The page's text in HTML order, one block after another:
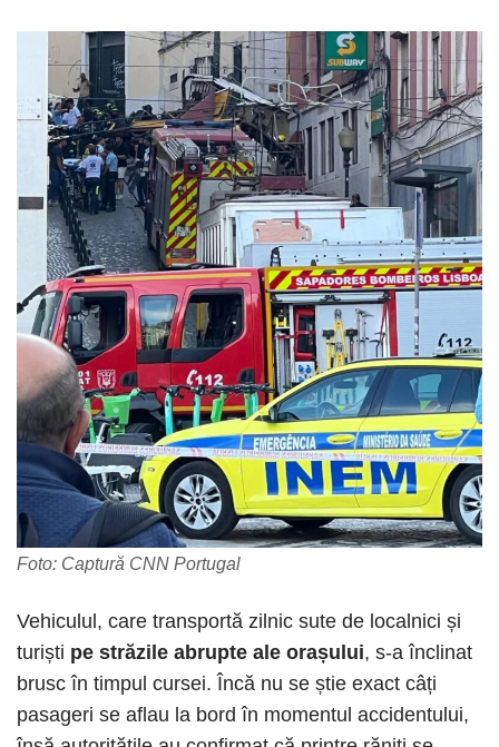
Foto: Captură CNN Portugal
Vehiculul, care transportă zilnic sute de localnici și
turiști pe străzile abrupte ale orașului, s-a înclinat
brusc în timpul cursei. Încă nu se știe exact câți
pasageri se aflau la bord în momentul accidentului,